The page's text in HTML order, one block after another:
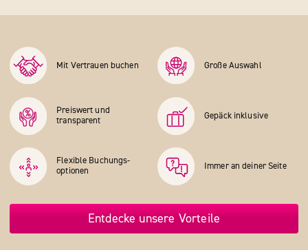
Mit Vertrauen buchen Große Auswahl
Preiswert und
transparent
Gepäck inklusive
Flexible Buchungs­
optionen
Immer an deiner Seite
Entdecke unsere Vorteile